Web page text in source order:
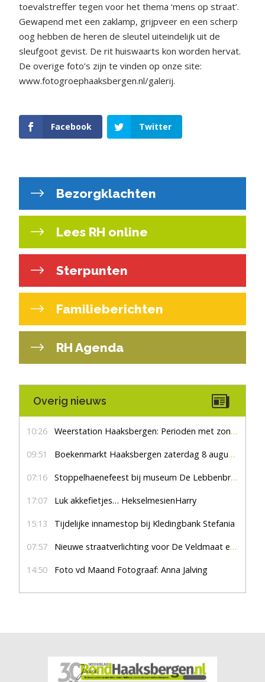
toevalstreffer tegen voor het thema ‘mens op straat’.
Gewapend met een zaklamp, grijpveer en een scherp
oog hebben de heren de sleutel uiteindelijk uit de
sleufgoot gevist. De rit huiswaarts kon worden hervat.
De overige foto’s zijn te vinden op onze site:
www.fotogroephaaksbergen.nl/galerij.
Facebook Twitter
Bezorgklachten
Lees RH online
Sterpunten
Familieberichten
RH Agenda
Overig nieuws
10:26 Weerstation Haaksbergen: Perioden met zon en droog
09:51 Boekenmarkt Haaksbergen zaterdag 8 augustus, marktplein Haaksbergen
07:16 Stoppelhaenefeest bij museum De Lebbenbrugge
17:07 Luk akkefietjes… HekselmesienHarry
15:13 Tijdelijke innamestop bij Kledingbank Stefania
07:57 Nieuwe straatverlichting voor De Veldmaat en De Pas
14:50 Foto vd Maand Fotograaf: Anna Jalving